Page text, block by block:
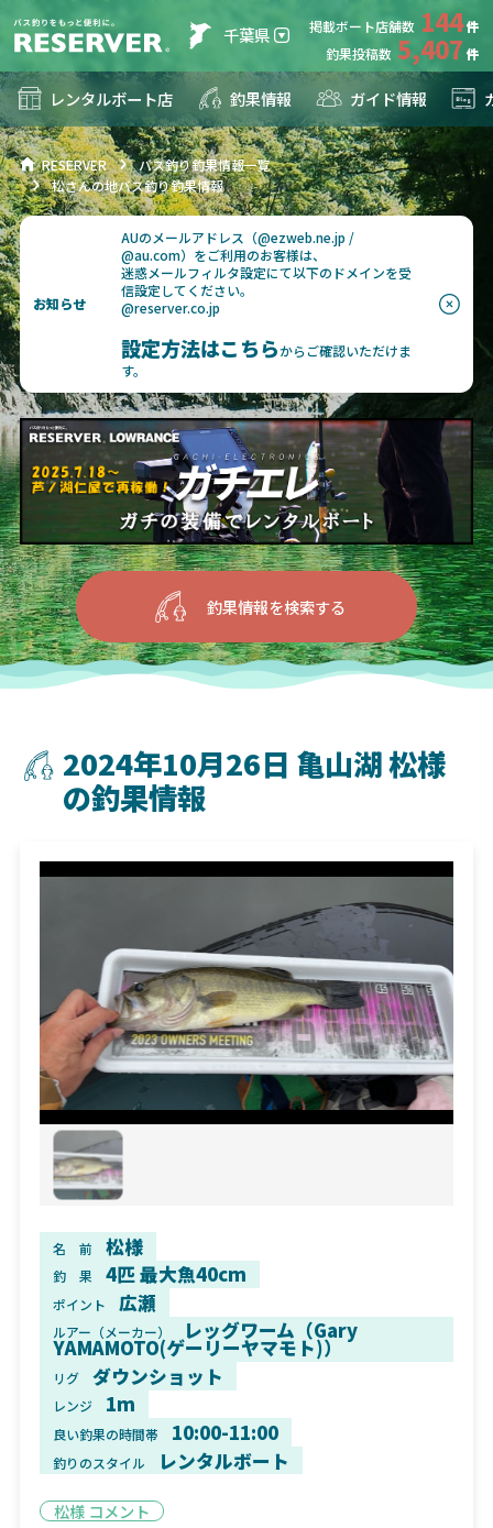
千葉県 掲載ボート店舗数 144
釣果投稿数 5,407
レンタルボート店 釣果情報 ガイド情報
RESERVER
バス釣り釣果情報一覧
松さんの地バス釣り釣果情報
お知らせ
AUのメールアドレス（@ezweb.ne.jp /
@au.com）をご利用のお客様は、
迷惑メールフィルタ設定にて以下のドメインを受
信設定してください。
@reserver.co.jp
設定方法はこちらからご確認いただけま
す。
釣果情報を検索する
2024年10月26日 亀山湖 松様
の釣果情報
名 前 松様
釣 果 4匹 最大魚40cm
ポイント 広瀬
ルアー（メーカー） レッグワーム（Gary
YAMAMOTO(ゲーリーヤマモト)）
リグ ダウンショット
レンジ 1m
良い釣果の時間帯 10:00-11:00
釣りのスタイル レンタルボート
松様 コメント